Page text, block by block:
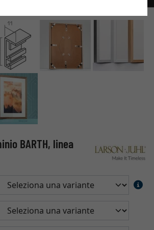
BARTH, linea